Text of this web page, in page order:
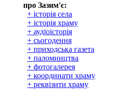
про Зазим'є:
+ історія села
+ історія храму
+ аудіоісторія
+ сьогодення
+ приходська газета
+ паломництва
+ фотогалерея
+ координати храму
+ реквізити храму